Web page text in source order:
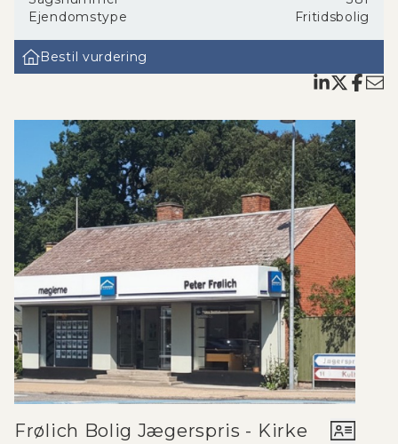
over haven.
Der er desuden etbadeværelse med brus, og på
grunden findes et rummeligt
til opbevaring, hobbyværksted eller måske som ekstra
Grunden er stor, frodig og indbydende med mange
muligheder - her kan du nyde privatlivet, slå telt op til
børnebørnene og/eller benytte denudvendige el-
tilslutning til en eller flere campingvogne, hvilket
gør stedet oplagt til gæster eller ferier med hele
familien.
Der er kun omkring20 minutters gangtil den
smukkeIsefjordog den lokaleBrugs. Der er
desudenbusforbindelse tæt på ejendommen, så
du let kan komme til og fra området, selv uden bil.
Kort sagt får du her et charmerende og ægte dansk
sommerhus med en helt særlig stemning - et lille
mormorhus, hvor tiden står stille, og hvor der er plads
til både ro, nærvær og gode minder.
Ejendomstype
Fritidsbolig
Bestil vurdering
Frølich Bolig Jægerspris - Kirke